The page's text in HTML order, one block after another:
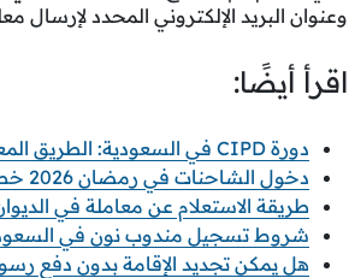
وعنوان البريد الإلكتروني المحدد لإرسال
اقرأ أيضًا:
دورة CIPD في السعودية: الطريق المعتمد لاحتراف الموارد البشرية
دخول الشاحنات في رمضان 2026 خطوات ورابط اصدار التصاريح
طريقة الاستعلام عن معاملة في الديوان الملكي
شروط تسجيل مندوب نون في السعودية
هل يمكن تجديد الإقامة بدون دفع رسوم